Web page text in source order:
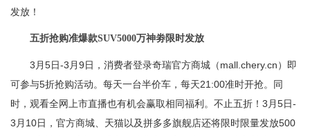
发放！
五折抢购准爆款SUV5000万神劵限时发放
3月5日-3月9日，消费者登录奇瑞官方商城（mall.chery.cn）即
可参与5折抢购活动。每天一台半价车，每天21:00准时开抢。同
时，观看全网上市直播也有机会赢取相同福利。不止五折！3月5日-
3月10日，官方商城、天猫以及拼多多旗舰店还将限时限量发放500